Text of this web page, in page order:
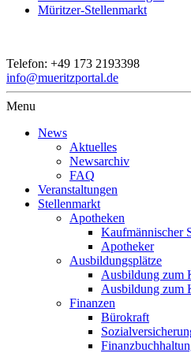
Müritzer-Stellenmarkt
Telefon: +49 173 2193398
info@mueritzportal.de
Menu
News
Aktuelles
Newsarchiv
FAQ
Veranstaltungen
Stellenmarkt
Apotheken
Kaufmännischer
Apotheker
Ausbildungsplätze
Ausbildung zum
Ausbildung zum
Finanzen
Bürokraft